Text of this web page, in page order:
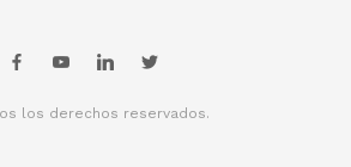
los derechos reservados.